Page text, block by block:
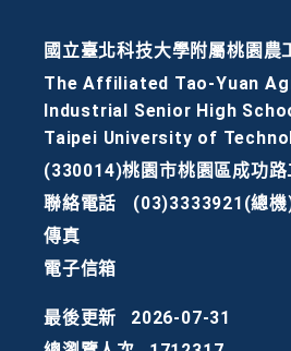
國立臺北科技大學附屬桃園農
The Affiliated Tao-Yuan
Industrial Senior High
Taipei University of
(330014)桃園市桃園區成功
聯絡電話
(03)3333921(總
傳真
電子信箱
最後更新
2026-07-31